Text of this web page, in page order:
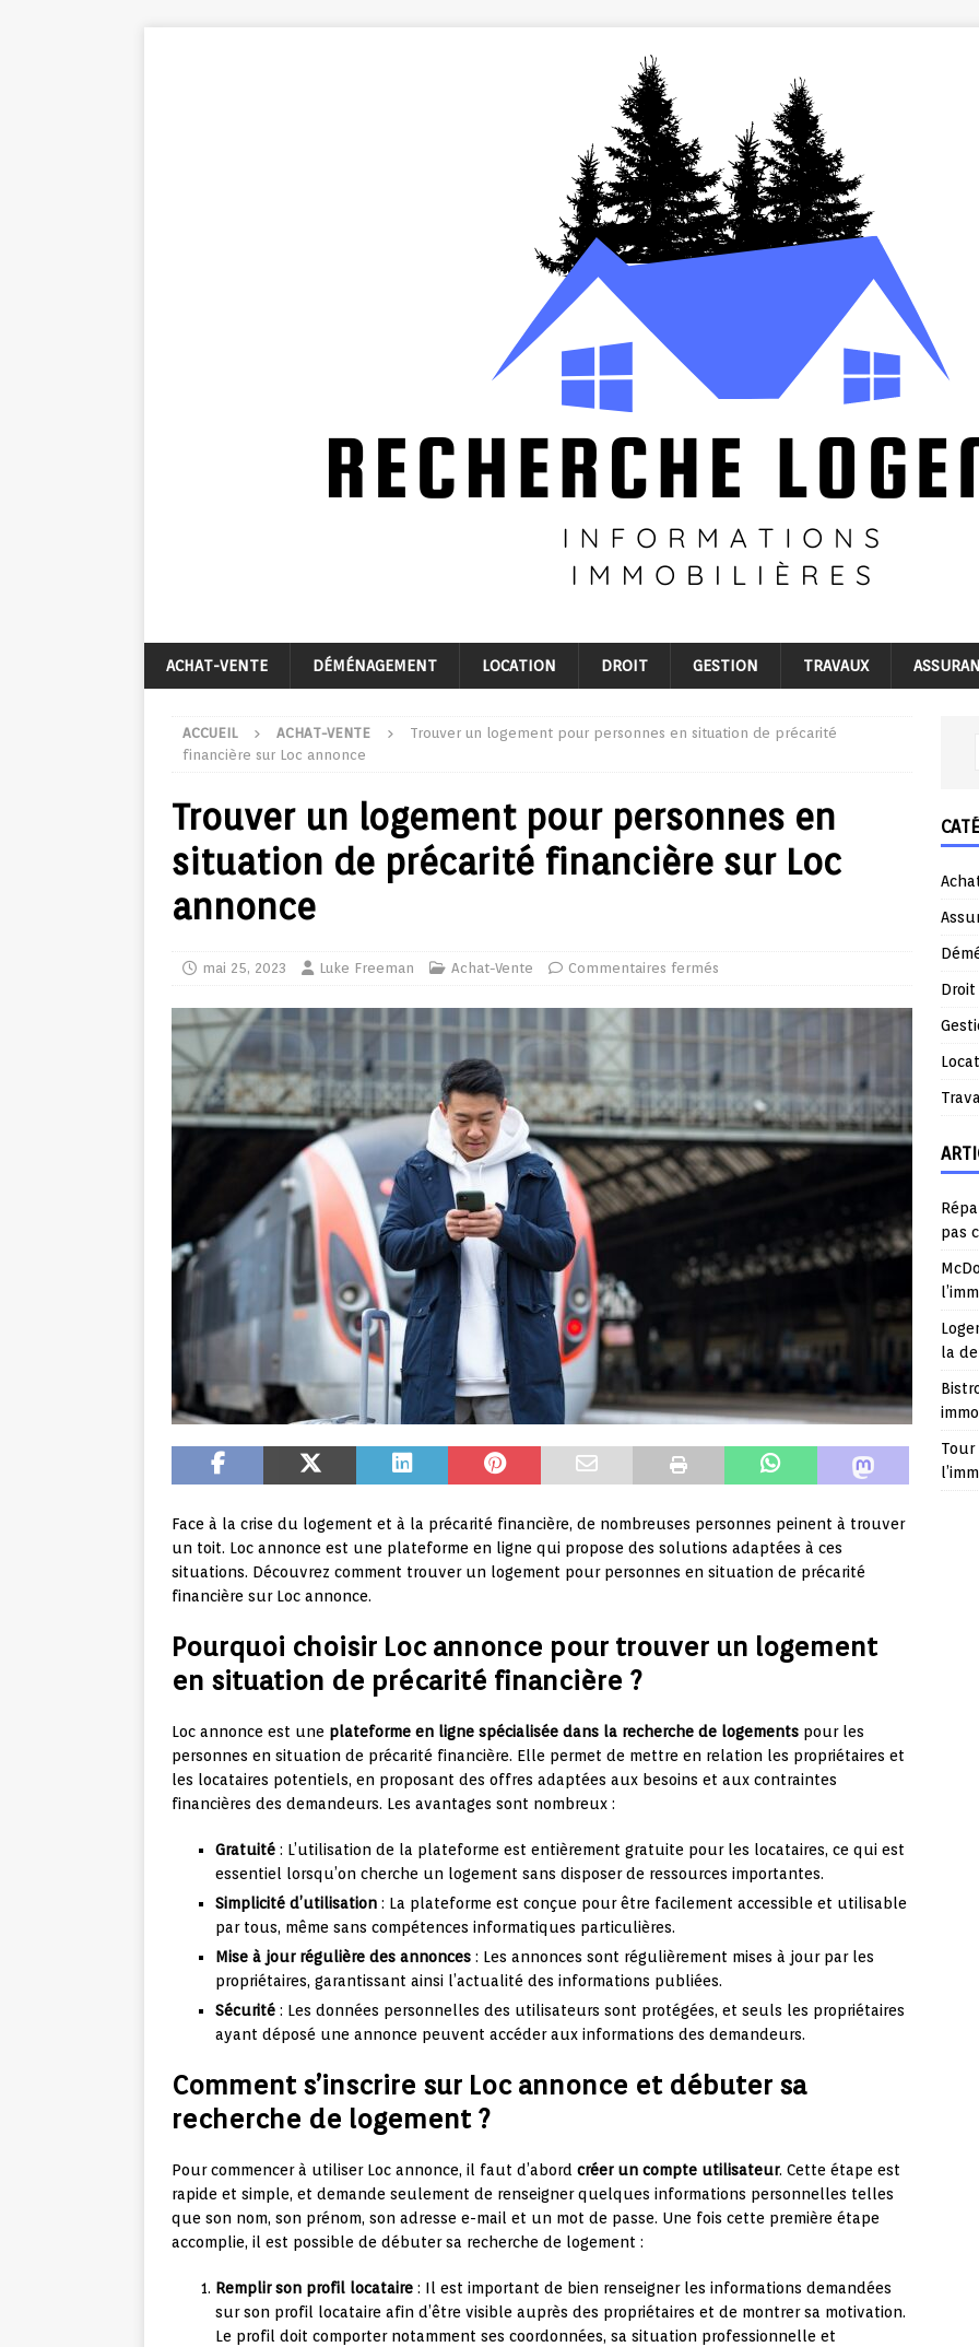
ACHAT-VENTE DÉMÉNAGEMENT LOCATION DROIT GESTION TRAVAUX
ACCUEIL ACHAT-VENTE
Trouver un logement pour personnes en situation de précarité
financière sur Loc annonce
Trouver un logement pour personnes en
situation de précarité financière sur Loc
annonce
mai 25, 2023 Luke Freeman Achat-Vente Commentaires fermés
Face à la crise du logement et à la précarité financière, de nombreuses personnes peinent à trouver
un toit. Loc annonce est une plateforme en ligne qui propose des solutions adaptées à ces
situations. Découvrez comment trouver un logement pour personnes en situation de précarité
financière sur Loc annonce.
Pourquoi choisir Loc annonce pour trouver un logement
en situation de précarité financière ?
Loc annonce est une plateforme en ligne spécialisée dans la recherche de logements pour les
personnes en situation de précarité financière. Elle permet de mettre en relation les propriétaires et
les locataires potentiels, en proposant des offres adaptées aux besoins et aux contraintes
financières des demandeurs. Les avantages sont nombreux :
Gratuité : L’utilisation de la plateforme est entièrement gratuite pour les locataires, ce qui est
essentiel lorsqu’on cherche un logement sans disposer de ressources importantes.
Simplicité d’utilisation : La plateforme est conçue pour être facilement accessible et utilisable
par tous, même sans compétences informatiques particulières.
Mise à jour régulière des annonces : Les annonces sont régulièrement mises à jour par les
propriétaires, garantissant ainsi l’actualité des informations publiées.
Sécurité : Les données personnelles des utilisateurs sont protégées, et seuls les propriétaires
ayant déposé une annonce peuvent accéder aux informations des demandeurs.
Comment s’inscrire sur Loc annonce et débuter sa
recherche de logement ?
Pour commencer à utiliser Loc annonce, il faut d’abord créer un compte utilisateur. Cette étape est
rapide et simple, et demande seulement de renseigner quelques informations personnelles telles
que son nom, son prénom, son adresse e-mail et un mot de passe. Une fois cette première étape
accomplie, il est possible de débuter sa recherche de logement :
Remplir son profil locataire : Il est important de bien renseigner les informations demandées
sur son profil locataire afin d’être visible auprès des propriétaires et de montrer sa motivation.
Le profil doit comporter notamment ses coordonnées, sa situation professionnelle et
Droit
pas
la
Tour